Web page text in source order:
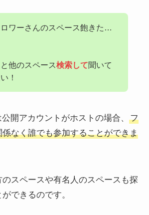
ワーさんのスペース飽きた…
他のスペース検索して聞いて
！
開アカウントがホストの場合、
フ
なく誰でも参加することができま
スペースや有名人のスペースも探
できるのです。